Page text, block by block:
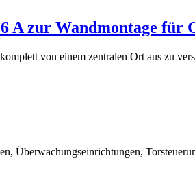
A zur Wandmontage für
von einem zentralen Ort aus zu
Überwachungseinrichtungen,